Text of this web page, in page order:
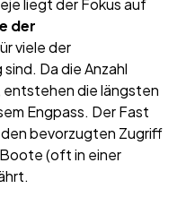
der
viele der
Da die Anzahl
die längsten
Engpass. Der Fast
bevorzugten Zugriff
(oft in einer